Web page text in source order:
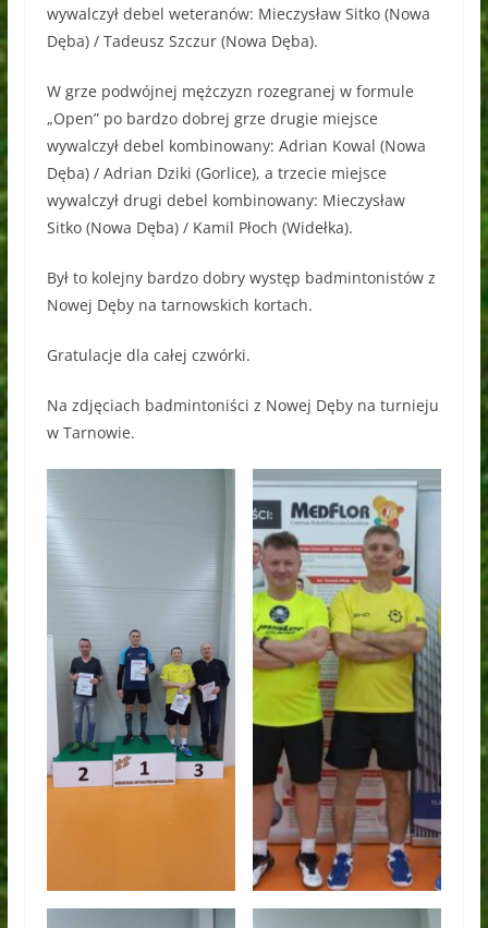
wywalczył debel weteranów: Mieczysław Sitko (Nowa
Dęba) / Tadeusz Szczur (Nowa Dęba).
W grze podwójnej mężczyzn rozegranej w formule
„Open” po bardzo dobrej grze drugie miejsce
wywalczył debel kombinowany: Adrian Kowal (Nowa
Dęba) / Adrian Dziki (Gorlice), a trzecie miejsce
wywalczył drugi debel kombinowany: Mieczysław
Sitko (Nowa Dęba) / Kamil Płoch (Widełka).
Był to kolejny bardzo dobry występ badmintonistów z
Nowej Dęby na tarnowskich kortach.
Gratulacje dla całej czwórki.
Na zdjęciach badmintoniści z Nowej Dęby na turnieju
w Tarnowie.